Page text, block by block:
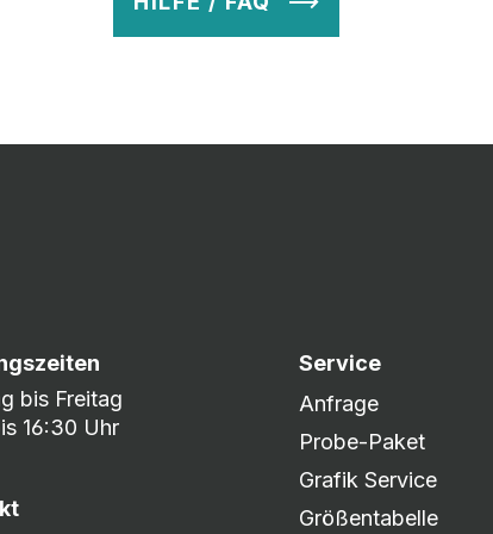
ab, bis Ihr zu 100% zufrieden seid. Danach wird es zum
bis Freitag
16:30 Uhr
Service
Anfrage
Probe-Paket
Grafik Service
Größentabelle